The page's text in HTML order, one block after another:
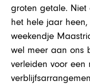
groten getale.
het hele jaar heen,
weekendje
wel meer aan ons
verleiden voor een